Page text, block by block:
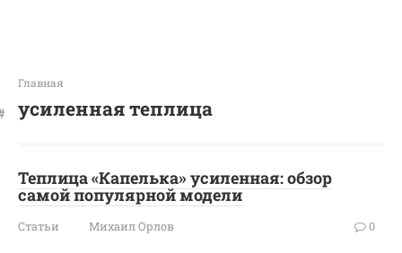
Главная
усиленная теплица
Теплица «Капелька» усиленная: обзор
самой популярной модели
Статьи Михаил Орлов 0